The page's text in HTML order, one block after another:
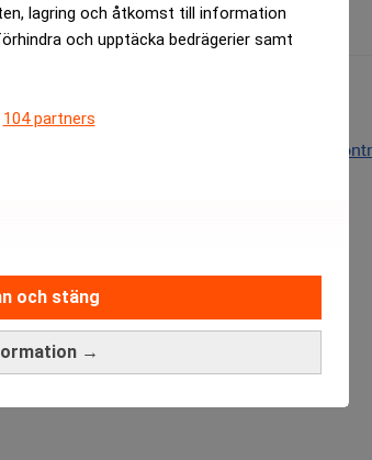
lagring och åtkomst till information
och upptäcka bedrägerier samt
104 partners
→
och stäng
Medarbetare inom Intern styrning och